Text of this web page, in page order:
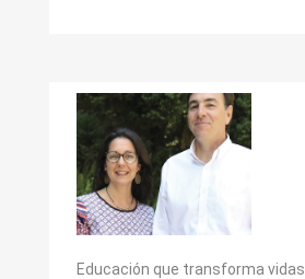
Educación que transforma vidas